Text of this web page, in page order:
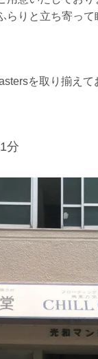
らりと立ち寄って
を取り揃えて
分